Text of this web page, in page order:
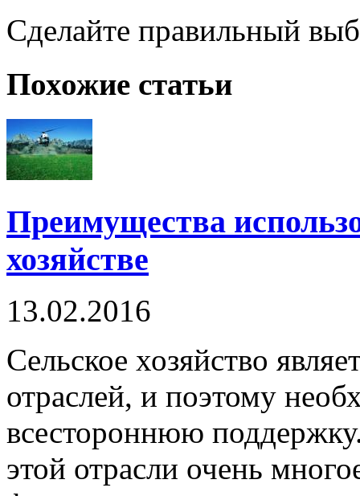
Сделайте правильный
Похожие статьи
Преимущества
хозяйстве
13.02.2016
Сельское хозяйство
отраслей, и поэтому
всестороннюю
этой отрасли очень